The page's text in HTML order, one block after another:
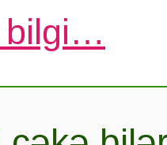
bilgi…